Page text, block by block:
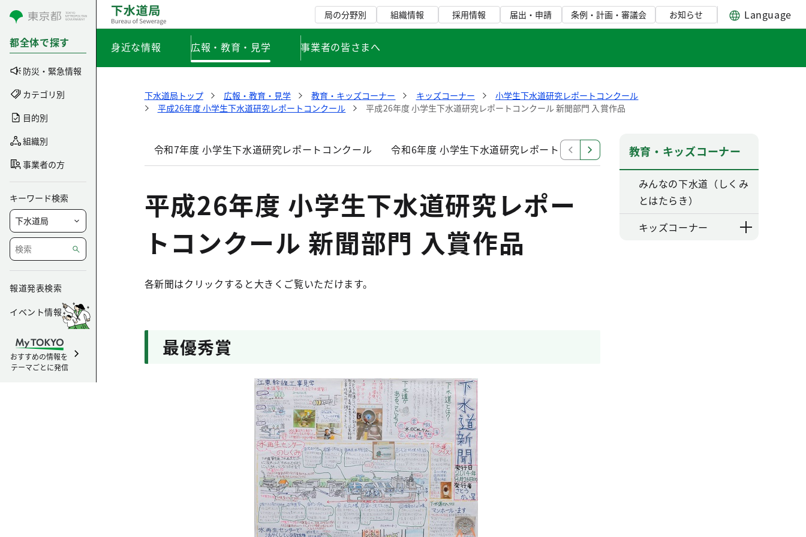
コンテンツにスキップ
都全体で探す
防災・緊急情報
カテゴリ別
目的別
組織別
事業者の方
キーワード検索
報道発表検索
イベント情報
おすすめの情報を
テーマごとに発信
局の分野別 組織情報 採用情報 届出・申請 条例・計画・審議会 お知らせ Language
身近な情報 広報・教育・見学 事業者の皆さまへ
下水道局トップ 広報・教育・見学 教育・キッズコーナー キッズコーナー
小学生下水道研究レポートコンクール
平成26年度 小学生下水道研究レポートコンクール
平成26年度 小学生下水道研究レポートコンクール 新聞部門 入賞作品
令和7年度 小学生下水道研究レポートコンクール 令和6年度 小学生下水道研究レポートコンクール 令和5年度 小学生下水道研究レポート
平成26年度 小学生下水道研究レポー
トコンクール 新聞部門 入賞作品
各新聞はクリックすると大きくご覧いただけます。
最優秀賞
教育・キッズコーナー
みんなの下水道（しくみ
とはたらき）
キッズコーナー